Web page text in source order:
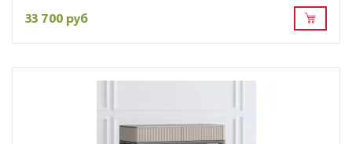
33 700 руб